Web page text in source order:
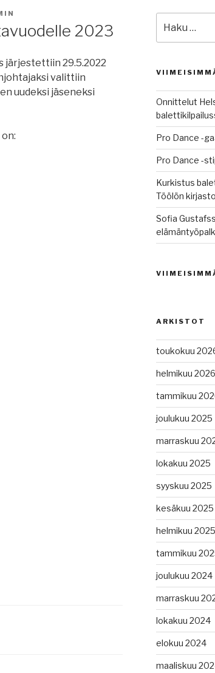
2023
järjestettiin 29.5.2022
valittiin
uudeksi jäseneksi
Onnittelut
Pro Dance -
Pro Dance -
Kurkistus
Töölön
Sofia
ARKISTOT
toukokuu
helmikuu 2026
tammikuu
joulukuu 2025
marraskuu
lokakuu 2025
syyskuu 2025
kesäkuu 2025
helmikuu 2025
tammikuu
joulukuu 2024
marraskuu
lokakuu 2024
elokuu 2024
maaliskuu